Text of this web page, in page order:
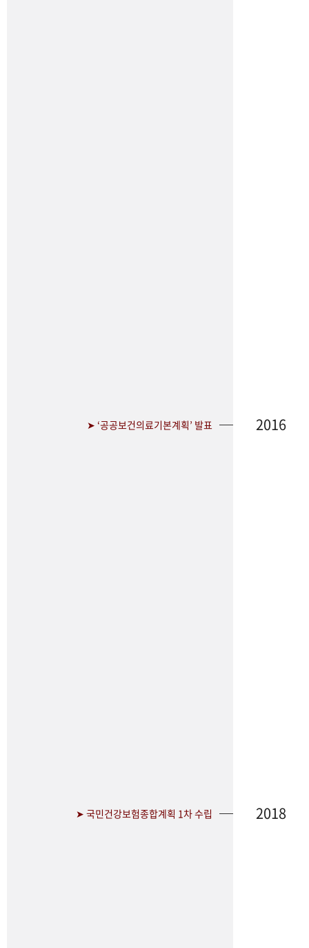
➤ ‘공공보건의료기본계획’ 발표 2016
➤ 국민건강보험종합계획 1차 수립 2018